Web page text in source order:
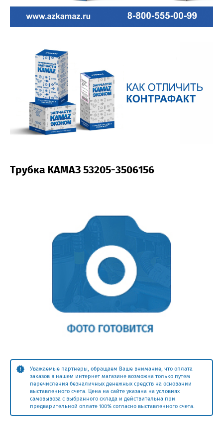
Трубка КАМАЗ 53205-3506156
Уважаемые партнеры, обращаем Ваше внимание, что оплата
заказов в нашем интернет магазине возможна только путем
перечисления безналичных денежных средств на основании
выставленного счета. Цена на сайте указана на условиях
самовывоза с выбранного склада и действительна при
предварительной оплате 100% согласно выставленного счета.